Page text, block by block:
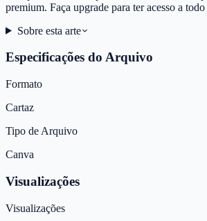
premium. Faça upgrade para ter acesso a
Sobre esta arte
Especificações do Arquivo
Formato
Cartaz
Tipo de Arquivo
Canva
Visualizações
Visualizações